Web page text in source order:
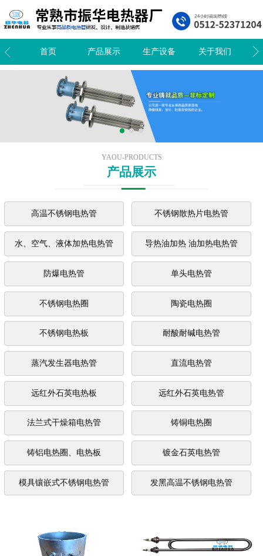
首页 产品展示 生产设备 关于我们
YAOU-PRODUCTS
产品展示
高温不锈钢电热管 不锈钢散热片电热管
水、空气、液体加热电热管 导热油加热 油加热电热管
防爆电热管 单头电热管
不锈钢电热圈 陶瓷电热圈
不锈钢电热板 耐酸耐碱电热管
蒸汽发生器电热管 直流电热管
远红外石英电热板 远红外石英电热管
法兰式干燥箱电热管 铸铜电热圈
铸铝电热圈、电热板 镀金石英电热管
模具镶嵌式不锈钢电热管 发黑高温不锈钢电热管